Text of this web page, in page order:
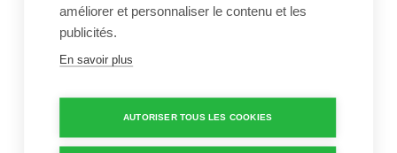
Bandelettes d'analyse AquaCheck Red
Bandelettes d'analyse
Bandelettes d'analyse pour m
esurer le pH, le taux de brom
e, l'alcalinité et la dureté total
50 bandelettes par emballage
améliorer et personnaliser le contenu et les
publicités.
En savoir plus
AUTORISER TOUS LES COOKIES